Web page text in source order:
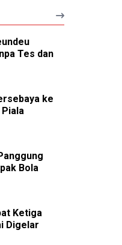
Tes dan
ke
Bola
Ketiga
Digelar